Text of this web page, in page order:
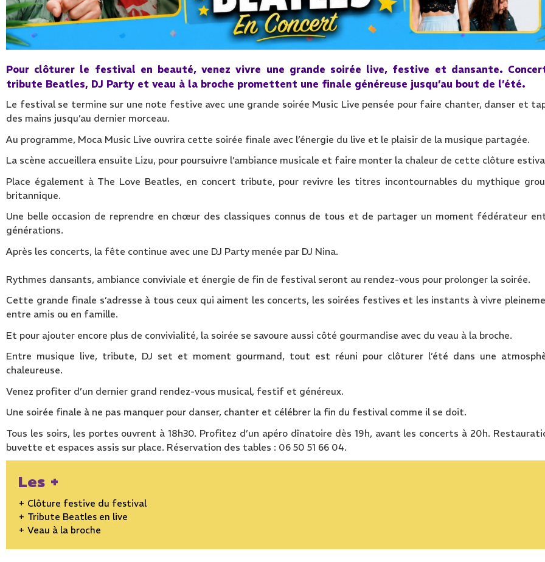
Pour clôturer le festival en beauté, venez vivre une grande soirée live, festive et dansante.
tribute Beatles, DJ Party et veau à la broche promettent une finale généreuse jusqu’au bout de l’été.
Le festival se termine sur une note festive avec une grande soirée Music Live pensée pour faire chanter, danser et
des mains jusqu’au dernier morceau.
Au programme, Moca Music Live ouvrira cette soirée finale avec l’énergie du live et le plaisir de la musique partagée.
La scène accueillera ensuite Lizu, pour poursuivre l’ambiance musicale et faire monter la chaleur de cette clôture
Place également à The Love Beatles, en concert tribute, pour revivre les titres incontournables du mythique
britannique.
Une belle occasion de reprendre en chœur des classiques connus de tous et de partager un moment fédérateur
générations.
Après les concerts, la fête continue avec une DJ Party menée par DJ Nina.
Rythmes dansants, ambiance conviviale et énergie de fin de festival seront au rendez-vous pour prolonger la soirée.
Cette grande finale s’adresse à tous ceux qui aiment les concerts, les soirées festives et les instants à vivre
entre amis ou en famille.
Et pour ajouter encore plus de convivialité, la soirée se savoure aussi côté gourmandise avec du veau à la broche.
Entre musique live, tribute, DJ set et moment gourmand, tout est réuni pour clôturer l’été dans une
chaleureuse.
Venez profiter d’un dernier grand rendez-vous musical, festif et généreux.
Une soirée finale à ne pas manquer pour danser, chanter et célébrer la fin du festival comme il se doit.
Tous les soirs, les portes ouvrent à 18h30. Profitez d’un apéro dînatoire dès 19h, avant les concerts à 20h.
buvette et espaces assis sur place. Réservation des tables : 06 50 51 66 04.
Les +
+ Clôture festive du festival
+ Tribute Beatles en live
+ Veau à la broche